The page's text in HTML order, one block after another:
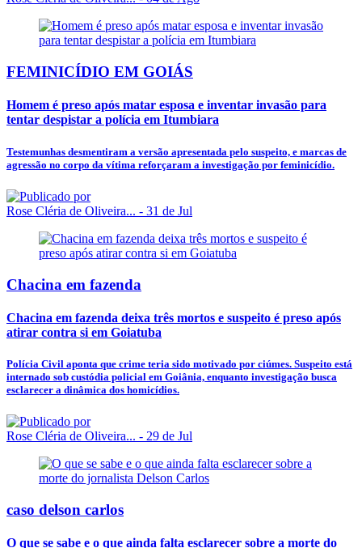
FEMINICÍDIO EM GOIÁS
Homem é preso após matar esposa e inventar invasão para
tentar despistar a polícia em Itumbiara
Testemunhas desmentiram a versão apresentada pelo suspeito, e marcas de
agressão no corpo da vítima reforçaram a investigação por feminicídio.
Rose Cléria de Oliveira... - 31 de Jul
Chacina em fazenda
Chacina em fazenda deixa três mortos e suspeito é preso após
atirar contra si em Goiatuba
Polícia Civil aponta que crime teria sido motivado por ciúmes. Suspeito está
internado sob custódia policial em Goiânia, enquanto investigação busca
esclarecer a dinâmica dos homicídios.
Rose Cléria de Oliveira... - 29 de Jul
caso delson carlos
O que se sabe e o que ainda falta esclarecer sobre a morte do